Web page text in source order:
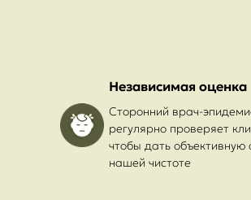
Независимая оценка
Сторонний врач-
регулярно проверяет
чтобы дать объективную
нашей чистоте